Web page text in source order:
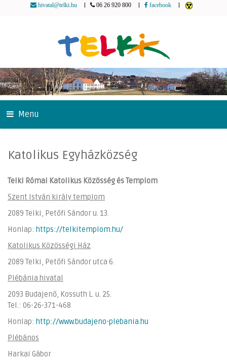
hivatal@telki.hu 06 26 920 800 facebook
Menu
Katolikus Egyházközség
Telki Római Katolikus Közösség és Templom
Szent István király templom
2089 Telki, Petőfi Sándor u. 13.
Honlap: https://telkitemplom.hu/
Katolikus Közösségi Ház
2089 Telki, Petőfi Sándor utca 6.
Plébánia hivatal
2093 Budajenő, Kossuth L. u. 25.
Tel.: 06-26-371-468
Honlap: http://www.budajeno-plebania.hu
Plébános
Harkai Gábor